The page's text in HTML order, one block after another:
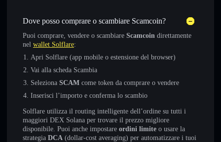
Dove posso comprare o scambiare Scamcoin?
Puoi comprare, vendere o scambiare Scamcoin direttamente
nel wallet Solflare:
Apri Solflare (app mobile o estensione del browser)
Vai alla scheda Scambia
Seleziona SCAM come token da comprare o vendere
Inserisci l’importo e conferma lo scambio
Solflare utilizza il routing intelligente dell’ordine su tutti i
maggiori DEX Solana per trovare il prezzo migliore
disponibile. Puoi anche impostare ordini limite o usare la
strategia DCA (dollar-cost averaging) per automatizzare i tuoi